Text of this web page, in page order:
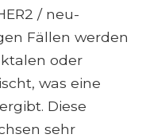
/ neu-
Fällen werden
oder
was eine
Diese
sehr